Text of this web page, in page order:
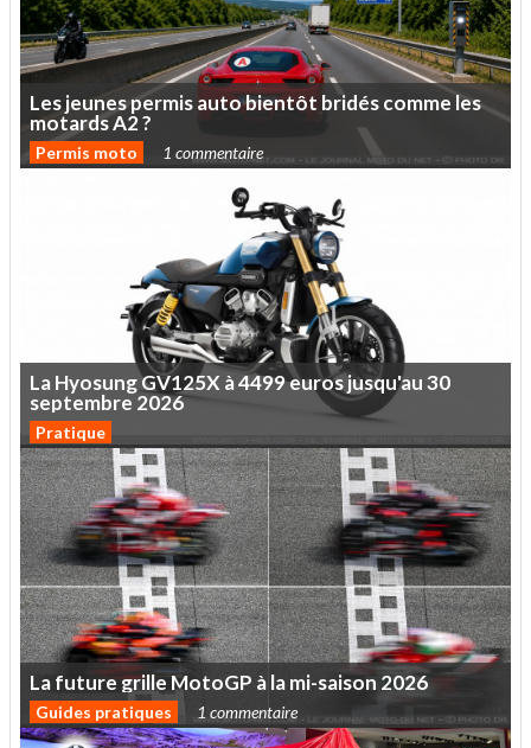
Lesjeunespermisautobientôt bridéscommeles
motardsA2?
Permis moto 1 commentaire
LaHyosungGV125X à4499eurosjusqu'au30
septembre2026
Pratique
Lafuturegrille MotoGP àlami-saison 2026
Guides pratiques 1 commentaire